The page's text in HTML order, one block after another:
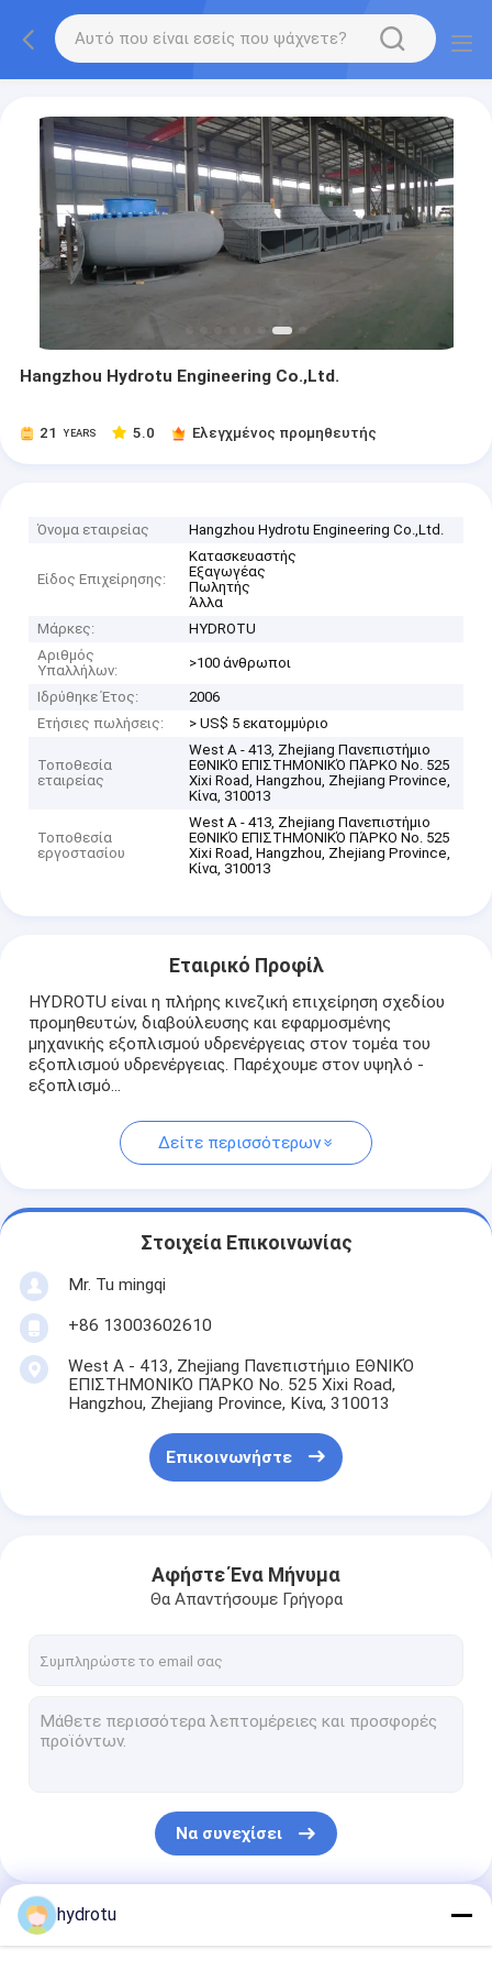
Hangzhou Hydrotu Engineering Co.,Ltd.
21 YEARS 5.0 Ελεγχμένος προμηθευτής
Όνομα εταιρείας Hangzhou Hydrotu Engineering Co.,Ltd.
Είδος Επιχείρησης:
Κατασκευαστής
Εξαγωγέας
Πωλητής
Άλλα
Μάρκες:
HYDROTU
Αριθμός
Υπαλλήλων:
>100 άνθρωποι
Ιδρύθηκε Έτος:
2006
Ετήσιες πωλήσεις:
> US$ 5 εκατομμύριο
Τοποθεσία
εταιρείας
West A - 413, Zhejiang Πανεπιστήμιο
ΕΘΝΙΚΌ ΕΠΙΣΤΗΜΟΝΙΚΌ ΠΆΡΚΟ No. 525
Xixi Road, Hangzhou, Zhejiang Province,
Κίνα, 310013
Τοποθεσία
εργοστασίου
West A - 413, Zhejiang Πανεπιστήμιο
ΕΘΝΙΚΌ ΕΠΙΣΤΗΜΟΝΙΚΌ ΠΆΡΚΟ No. 525
Xixi Road, Hangzhou, Zhejiang Province,
Κίνα, 310013
Εταιρικό Προφίλ
HYDROTU είναι η πλήρης κινεζική επιχείρηση σχεδίου
προμηθευτών, διαβούλευσης και εφαρμοσμένης
μηχανικής εξοπλισμού υδρενέργειας στον τομέα του
εξοπλισμού υδρενέργειας. Παρέχουμε στον υψηλό -
εξοπλισμό...
Δείτε περισσότερων
Στοιχεία Επικοινωνίας
Mr. Tu mingqi
+86 13003602610
West A - 413, Zhejiang Πανεπιστήμιο ΕΘΝΙΚΌ
ΕΠΙΣΤΗΜΟΝΙΚΌ ΠΆΡΚΟ No. 525 Xixi Road,
Hangzhou, Zhejiang Province, Κίνα, 310013
Επικοινωνήστε
Αφήστε Ένα Μήνυμα
Θα Απαντήσουμε Γρήγορα
Να συνεχίσει
Οι Κατηγορίες Μας
hydrotu